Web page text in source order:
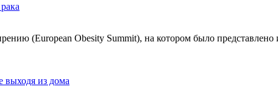
(European Obesity Summit), на котором было представлено
выходя из дома